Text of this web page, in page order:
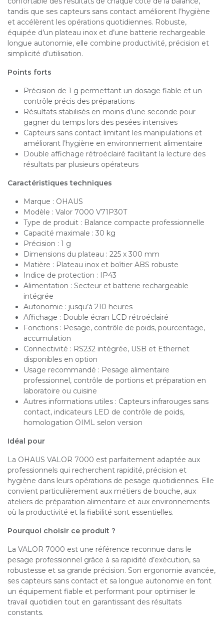
tandis que ses capteurs sans contact améliorent l’hygiène
et accélèrent les opérations quotidiennes. Robuste,
équipée d’un plateau inox et d’une batterie rechargeable
longue autonomie, elle combine productivité, précision et
simplicité d’utilisation.
Points forts
Précision de 1 g permettant un dosage fiable et un
contrôle précis des préparations
Résultats stabilisés en moins d’une seconde pour
gagner du temps lors des pesées intensives
Capteurs sans contact limitant les manipulations et
améliorant l’hygiène en environnement alimentaire
Double affichage rétroéclairé facilitant la lecture des
résultats par plusieurs opérateurs
Caractéristiques techniques
Marque : OHAUS
Modèle : Valor 7000 V71P30T
Type de produit : Balance compacte professionnelle
Capacité maximale : 30 kg
Précision : 1 g
Dimensions du plateau : 225 x 300 mm
Matière : Plateau inox et boîtier ABS robuste
Indice de protection : IP43
Alimentation : Secteur et batterie rechargeable
intégrée
Autonomie : jusqu’à 210 heures
Affichage : Double écran LCD rétroéclairé
Fonctions : Pesage, contrôle de poids, pourcentage,
accumulation
Connectivité : RS232 intégrée, USB et Ethernet
disponibles en option
Usage recommandé : Pesage alimentaire
professionnel, contrôle de portions et préparation en
laboratoire ou cuisine
Autres informations utiles : Capteurs infrarouges sans
contact, indicateurs LED de contrôle de poids,
homologation OIML selon version
Idéal pour
La OHAUS VALOR 7000 est parfaitement adaptée aux
professionnels qui recherchent rapidité, précision et
hygiène dans leurs opérations de pesage quotidiennes. Elle
convient particulièrement aux métiers de bouche, aux
ateliers de préparation alimentaire et aux environnements
où la productivité et la fiabilité sont essentielles.
Pourquoi choisir ce produit ?
La VALOR 7000 est une référence reconnue dans le
pesage professionnel grâce à sa rapidité d’exécution, sa
robustesse et sa grande précision. Son ergonomie avancée,
ses capteurs sans contact et sa longue autonomie en font
un équipement fiable et performant pour optimiser le
travail quotidien tout en garantissant des résultats
constants.